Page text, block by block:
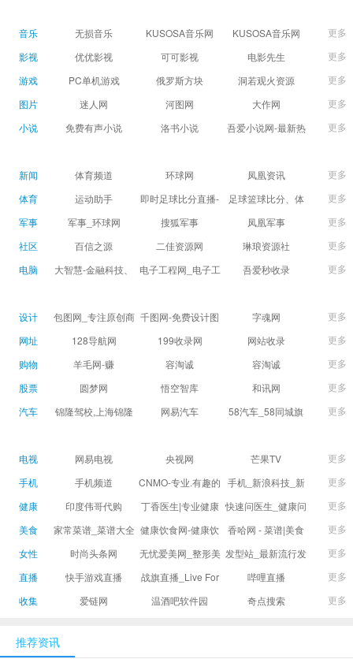
音乐 无损音乐 KUSOSA音乐网 KUSOSA音乐网
更多
影视
优优影视 可可影视 电影先生
更多
游戏
PC单机游戏 俄罗斯方块 洞若观火资源
更多
图片
迷人网 河图网 大作网
更多
小说
免费有声小说 洛书小说
吾爱小说网-最新热
更多
新闻 体育频道 环球网 凤凰资讯
更多
体育
运动助手
即时足球比分直播-
精准赛程赛果及角
足球篮球比分、体
育赛果直播|让足球
更多
军事
军事_环球网 搜狐军事 凤凰军事
更多
社区
百信之源 二佳资源网 琳琅资源社
更多
电脑
大智慧-金融科技、
据,投资理财,港股,期
货,股指期货,手机炒
股,股票软件,炒股软
件，免费炒股软
软件,证
电子工程网_电子工
吾爱秒收录
收录
更多
设计
包图网_专注原创商
用设计图片下载，
千图网-免费设计图
片素材网站-正版商
字魂网
更多
网址
128导航网 199收录网 网站收录
更多
购物
羊毛网-赚 容淘诚 容淘诚
更多
股票
圆梦网 悟空智库 和讯网
更多
汽车
锦隆驾校,上海锦隆
网易汽车
58汽车_58同城旗
更多
电视 网易电视 央视网 芒果TV
更多
手机
手机频道
CNMO-专业.有趣的
科技新媒体
手机_新浪科技_新
浪网
更多
健康
印度伟哥代购
丁香医生|专业健康
生活方式平台
快速问医生_健康问
题免费在线咨询专
更多
美食
家常菜谱_菜谱大全
_菜谱家常菜做法大
健康饮食网-健康饮
食食谱_健康饮食小
香哈网 - 菜谱|美食
菜谱|菜谱大全-学做
更多
女性
时尚头条网
LADYMAX.cn|国内
新闻并提供奢侈品
无忧爱美网_整形美
容门户
发型站_最新流行发
型设计发型图片与
更多
直播
快手游戏直播
战旗直播_Live For
Gamers丨天生爱
哔哩直播
更多
收集
爱链网 温酒吧软件园 奇点搜索 更多
推荐资讯